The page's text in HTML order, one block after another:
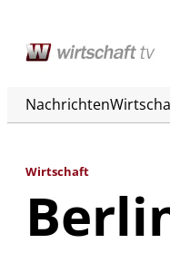
Nachrichten
Wirtschaft